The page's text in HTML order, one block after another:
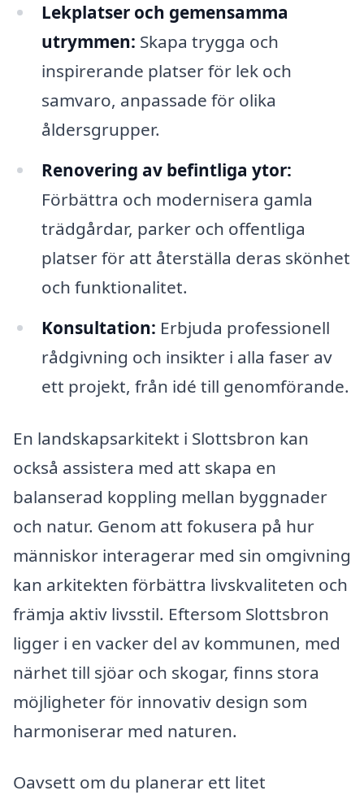
Lekplatser och gemensamma
utrymmen: Skapa trygga och
inspirerande platser för lek och
samvaro, anpassade för olika
åldersgrupper.
Renovering av befintliga ytor:
Förbättra och modernisera gamla
trädgårdar, parker och offentliga
platser för att återställa deras skönhet
och funktionalitet.
Konsultation: Erbjuda professionell
rådgivning och insikter i alla faser av
ett projekt, från idé till genomförande.
En landskapsarkitekt i Slottsbron kan
också assistera med att skapa en
balanserad koppling mellan byggnader
och natur. Genom att fokusera på hur
människor interagerar med sin omgivning
kan arkitekten förbättra livskvaliteten och
främja aktiv livsstil. Eftersom Slottsbron
ligger i en vacker del av kommunen, med
närhet till sjöar och skogar, finns stora
möjligheter för innovativ design som
harmoniserar med naturen.
Oavsett om du planerar ett litet